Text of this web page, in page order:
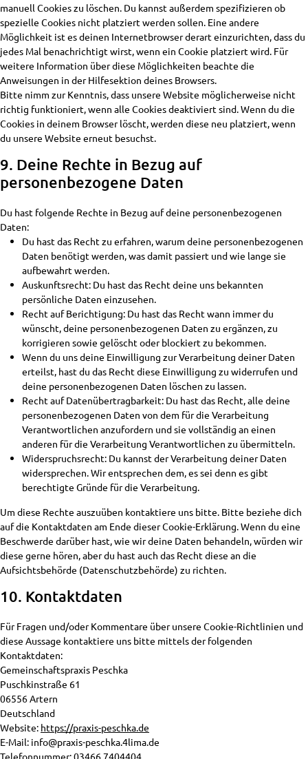
manuell Cookies zu löschen. Du kannst außerdem spezifizieren ob
spezielle Cookies nicht platziert werden sollen. Eine andere
Möglichkeit ist es deinen Internetbrowser derart einzurichten, dass du
jedes Mal benachrichtigt wirst, wenn ein Cookie platziert wird. Für
weitere Information über diese Möglichkeiten beachte die
Anweisungen in der Hilfesektion deines Browsers.
Bitte nimm zur Kenntnis, dass unsere Website möglicherweise nicht
richtig funktioniert, wenn alle Cookies deaktiviert sind. Wenn du die
Cookies in deinem Browser löscht, werden diese neu platziert, wenn
du unsere Website erneut besuchst.
9. Deine Rechte in Bezug auf
personenbezogene Daten
Du hast folgende Rechte in Bezug auf deine personenbezogenen
Daten:
Du hast das Recht zu erfahren, warum deine personenbezogenen
Daten benötigt werden, was damit passiert und wie lange sie
aufbewahrt werden.
Auskunftsrecht: Du hast das Recht deine uns bekannten
persönliche Daten einzusehen.
Recht auf Berichtigung: Du hast das Recht wann immer du
wünscht, deine personenbezogenen Daten zu ergänzen, zu
korrigieren sowie gelöscht oder blockiert zu bekommen.
Wenn du uns deine Einwilligung zur Verarbeitung deiner Daten
erteilst, hast du das Recht diese Einwilligung zu widerrufen und
deine personenbezogenen Daten löschen zu lassen.
Recht auf Datenübertragbarkeit: Du hast das Recht, alle deine
personenbezogenen Daten von dem für die Verarbeitung
Verantwortlichen anzufordern und sie vollständig an einen
anderen für die Verarbeitung Verantwortlichen zu übermitteln.
Widerspruchsrecht: Du kannst der Verarbeitung deiner Daten
widersprechen. Wir entsprechen dem, es sei denn es gibt
berechtigte Gründe für die Verarbeitung.
Um diese Rechte auszuüben kontaktiere uns bitte. Bitte beziehe dich
auf die Kontaktdaten am Ende dieser Cookie-Erklärung. Wenn du eine
Beschwerde darüber hast, wie wir deine Daten behandeln, würden wir
diese gerne hören, aber du hast auch das Recht diese an die
Aufsichtsbehörde (Datenschutzbehörde) zu richten.
10. Kontaktdaten
Für Fragen und/oder Kommentare über unsere Cookie-Richtlinien und
diese Aussage kontaktiere uns bitte mittels der folgenden
Kontaktdaten:
Gemeinschaftspraxis Peschka
Puschkinstraße 61
06556 Artern
Deutschland
Website: https://praxis-peschka.de
E-Mail: info@praxis-peschka.4lima.de
Telefonnummer: 03466 7404404